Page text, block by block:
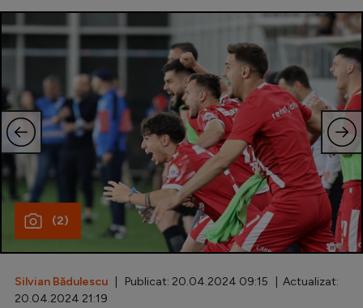
Echipa Națională
U21
Fotbal feminin
Special
Diverse
Inedit
Clasamente
(2)
Silvian Bădulescu | Publicat: 20.04.2024 09:15 | Actualizat:
20.04.2024 21:19